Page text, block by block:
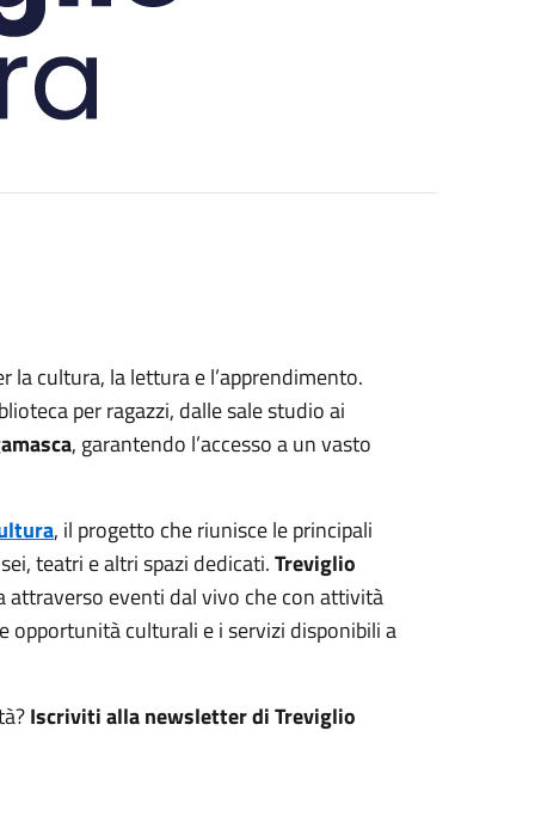
cultura, la lettura e l’apprendimento.
per ragazzi, dalle sale studio ai
, garantendo l’accesso a un vasto
, il progetto che riunisce le principali
teatri e altri spazi dedicati.Treviglio
attraverso eventi dal vivo che con attività
opportunità culturali e i servizi disponibili a
Iscriviti alla newsletter di Treviglio